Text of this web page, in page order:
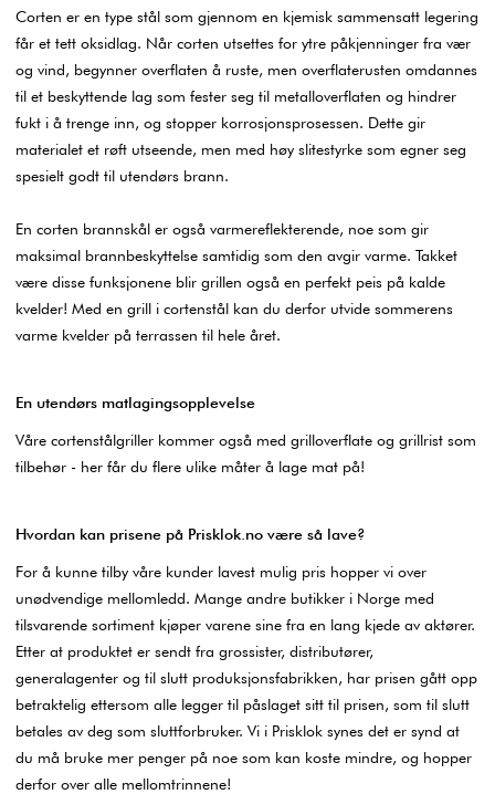
Corten er en type stål som gjennom en kjemisk sammensatt legering
får et tett oksidlag. Når corten utsettes for ytre påkjenninger fra vær
og vind, begynner overflaten å ruste, men overflaterusten omdannes
til et beskyttende lag som fester seg til metalloverflaten og hindrer
fukt i å trenge inn, og stopper korrosjonsprosessen. Dette gir
materialet et røft utseende, men med høy slitestyrke som egner seg
spesielt godt til utendørs brann.
En corten brannskål er også varmereflekterende, noe som gir
maksimal brannbeskyttelse samtidig som den avgir varme. Takket
være disse funksjonene blir grillen også en perfekt peis på kalde
kvelder! Med en grill i cortenstål kan du derfor utvide sommerens
varme kvelder på terrassen til hele året.
En utendørs matlagingsopplevelse
Våre cortenstålgriller kommer også med grilloverflate og grillrist som
tilbehør - her får du flere ulike måter å lage mat på!
Hvordan kan prisene på Prisklok.no være så lave?
For å kunne tilby våre kunder lavest mulig pris hopper vi over
unødvendige mellomledd. Mange andre butikker i Norge med
tilsvarende sortiment kjøper varene sine fra en lang kjede av aktører.
Etter at produktet er sendt fra grossister, distributører,
generalagenter og til slutt produksjonsfabrikken, har prisen gått opp
betraktelig ettersom alle legger til påslaget sitt til prisen, som til slutt
betales av deg som sluttforbruker. Vi i Prisklok synes det er synd at
du må bruke mer penger på noe som kan koste mindre, og hopper
derfor over alle mellomtrinnene!